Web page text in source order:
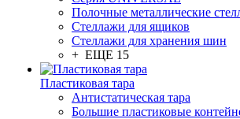
Полочные металлические
Стеллажи для ящиков
Стеллажи для хранения шин
+ ЕЩЕ 15
Пластиковая тара
Антистатическая тара
Большие пластиковые